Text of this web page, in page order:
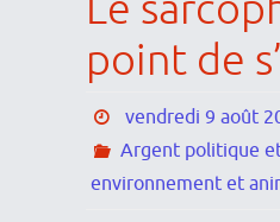
point de
vendredi 9 août
Argent politique
environnement et